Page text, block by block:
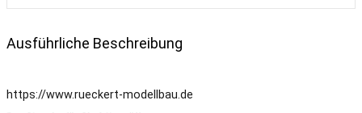
Ausführliche Beschreibung
https://www.rueckert-modellbau.de